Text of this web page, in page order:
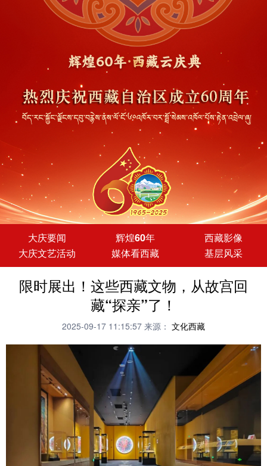
大庆要闻 辉煌60年
西藏影像
大庆文艺活动
媒体看西藏 基层风采
限时展出！这些西藏文物，从故宫回
藏“探亲”了！
2025-09-17 11:15:57 来源： 文化西藏